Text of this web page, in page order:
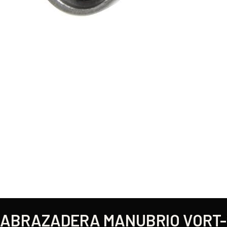
ABRAZADERA MANUBRIO